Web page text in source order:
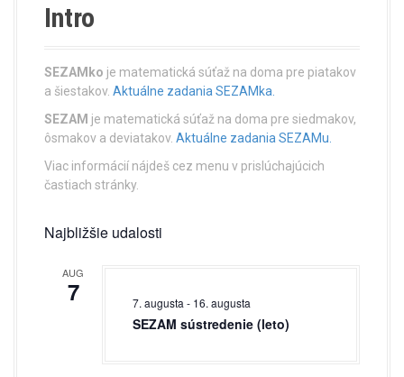
Intro
SEZAMko je matematická súťaž na doma pre piatakov
a šiestakov. Aktuálne zadania SEZAMka.
SEZAM je matematická súťaž na doma pre siedmakov,
ôsmakov a deviatakov. Aktuálne zadania SEZAMu.
Viac informácií nájdeš cez menu v prislúchajúcich
častiach stránky.
Najbližšie udalosti
AUG
7 7. augusta - 16. augusta
SEZAM sústredenie (leto)